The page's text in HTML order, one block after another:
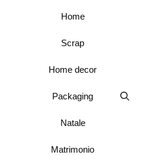
Home
Scrap
Home decor
Packaging
Natale
Matrimonio